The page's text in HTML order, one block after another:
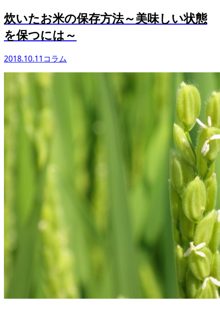
炊いたお米の保存方法～美味しい状態
を保つには～
2018.10.11 コラム